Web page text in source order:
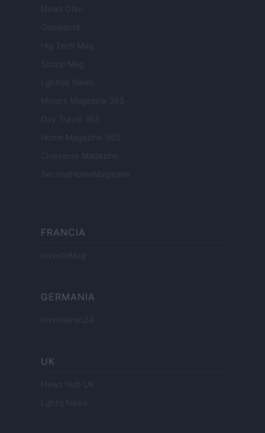
Newz Ohio
Gameland
Hig Tech Mag
Scoop Mag
Lgbtqia News
Motors Magazine 365
Day Travel 365
Home Magazine 365
Cineverse Magazine
SecondHomeMagazine
FRANCIA
InvestirMag
GERMANIA
Investieren24
UK
News Hub UK
Lgbtq News